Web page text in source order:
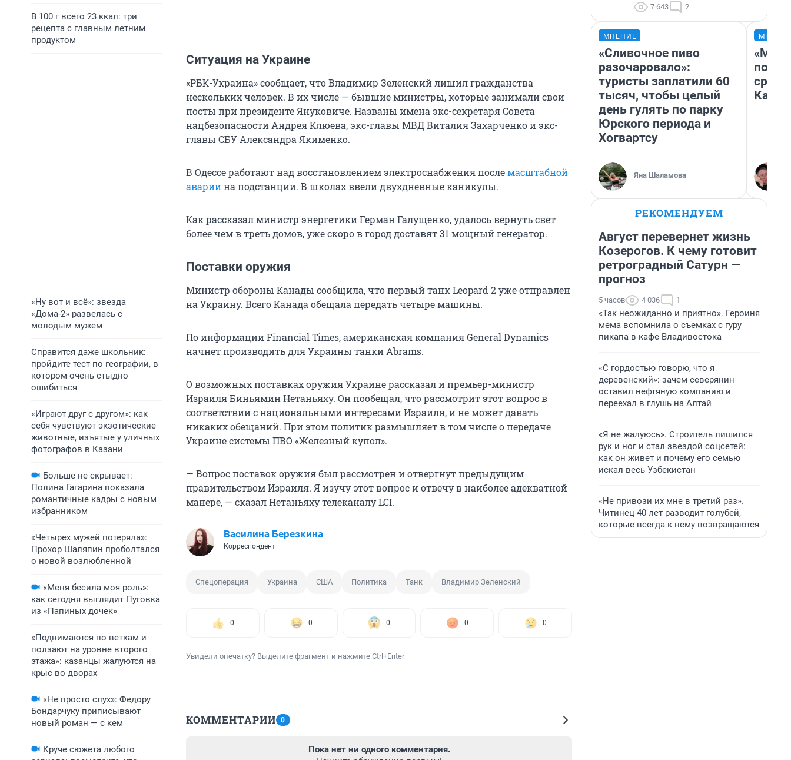
В 100 г всего 23 ккал: три
рецепта с главным летним
продуктом
«Ну вот и всё»: звезда
«Дома-2» развелась с
молодым мужем
Справится даже школьник:
пройдите тест по географии, в
котором очень стыдно
ошибиться
«Играют друг с другом»: как
себя чувствуют экзотические
животные, изъятые у уличных
фотографов в Казани
Больше не скрывает:
Полина Гагарина показала
романтичные кадры с новым
избранником
«Четырех мужей потеряла»:
Прохор Шаляпин проболтался
о новой возлюбленной
«Меня бесила моя роль»:
как сегодня выглядит Пуговка
из «Папиных дочек»
«Поднимаются по веткам и
ползают на уровне второго
этажа»: казанцы жалуются на
крыс во дворах
«Не просто слух»: Федору
Бондарчуку приписывают
новый роман — с кем
Круче сюжета любого
Ситуация на Украине
«РБК-Украина» сообщает, что Владимир Зеленский лишил гражданства
нескольких человек. В их числе — бывшие министры, которые занимали свои
посты при президенте Януковиче. Названы имена экс-секретаря Совета
нацбезопасности Андрея Клюева, экс-главы МВД Виталия Захарченко и экс-
главы СБУ Александра Якименко.
В Одессе работают над восстановлением электроснабжения послемасштабной
авариина подстанции. В школах ввели двухдневные каникулы.
Как рассказал министр энергетики Герман Галущенко, удалось вернуть свет
более чем в треть домов, уже скоро в город доставят 31 мощный генератор.
Поставки оружия
Министр обороны Канады сообщила, что первый танк Leopard 2 уже отправлен
на Украину. Всего Канада обещала передать четыре машины.
По информации Financial Times, американская компания General Dynamics
начнет производить для Украины танки Abrams.
О возможных поставках оружия Украине рассказал и премьер-министр
Израиля Биньямин Нетаньяху. Он пообещал, что рассмотрит этот вопрос в
соответствии с национальными интересами Израиля, и не может давать
никаких обещаний. При этом политик размышляет в том числе о передаче
Украине системы ПВО «Железный купол».
— Вопрос поставок оружия был рассмотрен и отвергнут предыдущим
правительством Израиля. Я изучу этот вопрос и отвечу в наиболее адекватной
манере, — сказал Нетаньяху телеканалу LCI.
Василина Березкина
Корреспондент
Спецоперация Украина США Политика Танк Владимир Зеленский
0 0 0 0 0
Увидели опечатку? Выделите фрагмент и нажмите Ctrl+Enter
КОММЕНТАРИИ 0
Пока нет ни одного комментария.
7 643 2
МНЕНИЕ
«Сливочное пиво
разочаровало»:
туристы заплатили 60
тысяч, чтобы целый
день гулять по парку
Юрского периода и
Хогвартсу
Яна Шаламова
РЕКОМЕНДУЕМ
Август перевернет жизнь
Козерогов. К чему готовит
ретроградный Сатурн —
прогноз
5 часов 4 036 1
«Так неожиданно и приятно». Героиня
мема вспомнила о съемках с гуру
пикапа в кафе Владивостока
«С гордостью говорю, что я
деревенский»: зачем северянин
оставил нефтяную компанию и
переехал в глушь на Алтай
«Я не жалуюсь». Строитель лишился
рук и ног и стал звездой соцсетей:
как он живет и почему его семью
искал весь Узбекистан
«Не привози их мне в третий раз».
Читинец 40 лет разводит голубей,
которые всегда к нему возвращаются